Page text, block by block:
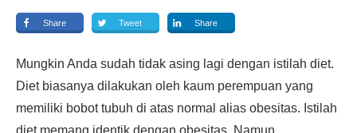
Share Tweet Share
Mungkin Anda sudah tidak asing lagi dengan istilah diet.
Diet biasanya dilakukan oleh kaum perempuan yang
memiliki bobot tubuh di atas normal alias obesitas. Istilah
diet memang identik dengan obesitas. Namun